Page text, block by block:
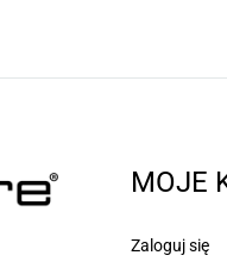
MOJE
Zaloguj się